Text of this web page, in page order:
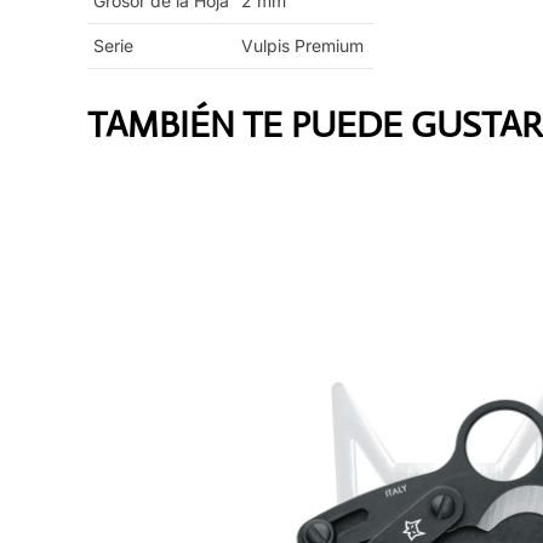
Serie Vulpis Premium
TAMBIÉN TE PUEDE